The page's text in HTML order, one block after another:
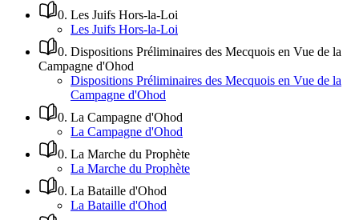
0. Les Juifs Hors-la-Loi
Les Juifs Hors-la-Loi
0. Dispositions Préliminaires des Mecquois en Vue de la
Campagne d'Ohod
Dispositions Préliminaires des Mecquois en Vue de la
Campagne d'Ohod
0. La Campagne d'Ohod
La Campagne d'Ohod
0. La Marche du Prophète
La Marche du Prophète
0. La Bataille d'Ohod
La Bataille d'Ohod